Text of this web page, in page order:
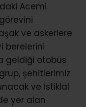
Acemi
ve askerlere
berelerini
geldiği otobüs
şehitlerimiz
ve İstiklal
yer alan